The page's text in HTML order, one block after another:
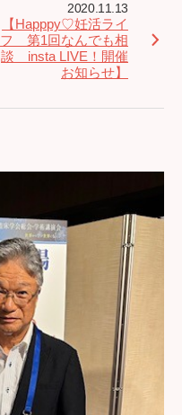
2020.11.13
【Happpy♡妊活ライ
フ 第1回なんでも相
談 insta LIVE！開催
お知らせ】